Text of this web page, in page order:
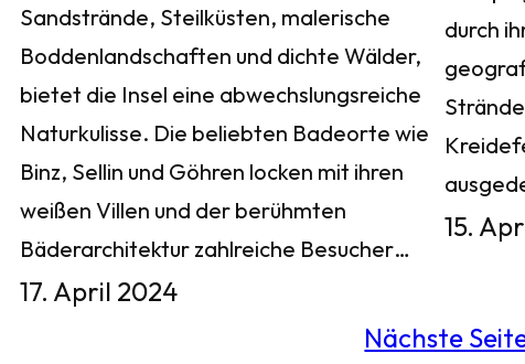
Sandstrände, Steilküsten, malerische
Boddenlandschaften und dichte Wälder,
bietet die Insel eine abwechslungsreiche
Naturkulisse. Die beliebten Badeorte wie
Binz, Sellin und Göhren locken mit ihren
weißen Villen und der berühmten
Bäderarchitektur zahlreiche Besucher…
17. April 2024
durch
15.
Nächste